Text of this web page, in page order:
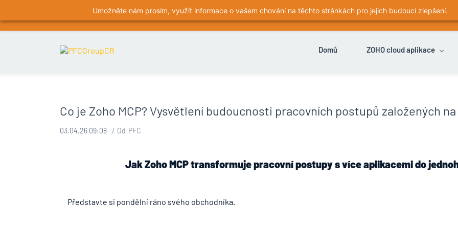
Umožněte nám prosím, využít informace o vašem chování na těchto stránkách pro jejich budoucí zlepšení.
info@pfc-group.com +420228810018
Domů ZOHO cloud aplikace
Co je Zoho MCP? Vysvětlení budoucnosti pracovních postupů založených
03.04.26 09:08 Od PFC
Jak Zoho MCP transformuje pracovní postupy s více aplikacemi do
Představte si pondělní ráno svého obchodníka.
Omlouváme se, ale protože ze zákona musíme, byť je to na všech stránkách samozřejmost, musíme Vás požádat o